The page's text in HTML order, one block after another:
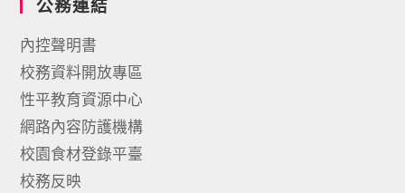
公務連結
內控聲明書
校務資料開放專區
性平教育資源中心
網路內容防護機構
校園食材登錄平臺
校務反映